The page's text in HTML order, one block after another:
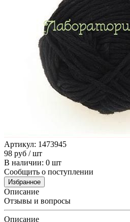
Артикул: 1473945
98 руб / шт
В наличии: 0 шт
Сообщить о поступлении
Избранное
Описание
Отзывы и вопросы
Описание